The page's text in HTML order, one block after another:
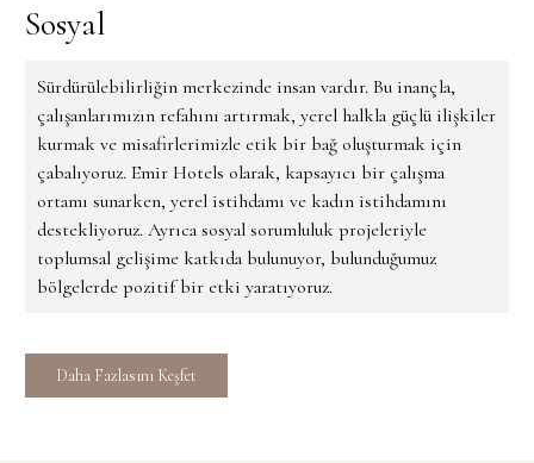
Sosyal
Sürdürülebilirliğin merkezinde insan vardır. Bu inançla,
çalışanlarımızın refahını artırmak, yerel halkla güçlü ilişkiler
kurmak ve misafirlerimizle etik bir bağ oluşturmak için
çabalıyoruz. Emir Hotels olarak, kapsayıcı bir çalışma
ortamı sunarken, yerel istihdamı ve kadın istihdamını
destekliyoruz. Ayrıca sosyal sorumluluk projeleriyle
toplumsal gelişime katkıda bulunuyor, bulunduğumuz
bölgelerde pozitif bir etki yaratıyoruz.
Daha Fazlasını Keşfet